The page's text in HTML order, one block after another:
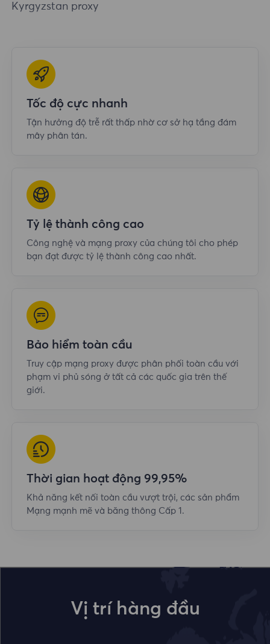
Kyrgyzstan proxy
Tốc độ cực nhanh
Tận hưởng độ trễ rất thấp nhờ cơ sở hạ tầng đám
mây phân tán.
Tỷ lệ thành công cao
Công nghệ và mạng proxy của chúng tôi cho phép
bạn đạt được tỷ lệ thành công cao nhất.
Bảo hiểm toàn cầu
Truy cập mạng proxy được phân phối toàn cầu với
phạm vi phủ sóng ở tất cả các quốc gia trên thế
giới.
Thời gian hoạt động 99,95%
Khả năng kết nối toàn cầu vượt trội, các sản phẩm
Mạng mạnh mẽ và băng thông Cấp 1.
Vị trí hàng đầu